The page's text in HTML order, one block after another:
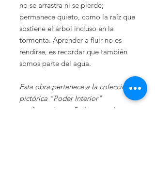
no se arrastra ni se pierde;
permanece quieto, como la raíz que
sostiene el árbol incluso en la
tormenta. Aprender a fluir no es
rendirse, es recordar que también
somos parte del agua.
Esta obra pertenece a la colección
pictórica "Poder Interior"
conformada por 5 obras con base